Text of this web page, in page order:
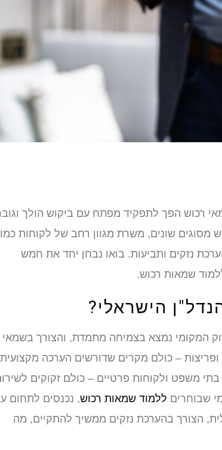
רכוש הפך לתפקיד מפתח עם ביקוש הולך
מסוגים שונים, משרת מגוון רחב של לקוחות כמו
נזקים ותביעות. בואו נבחן יחד את חמש
שמאות רכוש.
הישראלי?
המקומי נמצא בצמיחה מתמדת, והצורך בשמאי
– כולם מקרים שדורשים הערכה מקצועית
משפט ולקוחות פרטיים – כולם זקוקים
שבוחרים ללמוד שמאות רכוש, נכנסים לתחום
הצורך בהערכת נזקים ממשיך להתקיים, מה